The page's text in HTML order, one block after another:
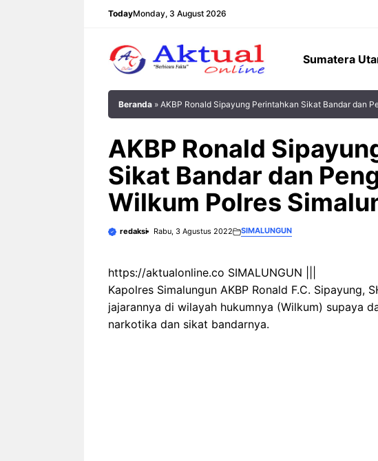
TodayMonday, 3 August 2026
Sumatera
Beranda » AKBP Ronald Sipayung Perintahkan Sikat Bandar dan
AKBP Ronald
Sikat Bandar dan
Wilkum Polres
redaksi Rabu, 3 Agustus 2022 SIMALUNGUN
https://aktualonline.co SIMALUNGUN |||
Kapolres Simalungun AKBP Ronald F.C. Sipayung,
jajarannya di wilayah hukumnya (Wilkum) supaya
narkotika dan sikat bandarnya.